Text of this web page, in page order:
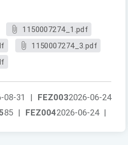
1150007274_1.pdf
1150007274_3.pdf
FEZ0032026-06-24
08-31
|
FEZ0042026-06-24 |
85 |